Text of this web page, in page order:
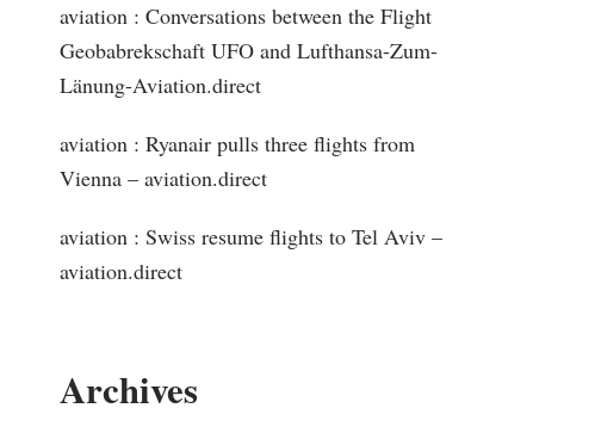
aviation : Conversations between the Flight
Geobabrekschaft UFO and Lufthansa-Zum-
Länung-Aviation.direct
aviation : Ryanair pulls three flights from
Vienna – aviation.direct
aviation : Swiss resume flights to Tel Aviv –
aviation.direct
Archives